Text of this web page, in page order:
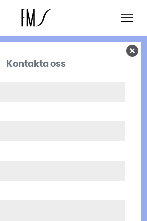
Kontakta oss